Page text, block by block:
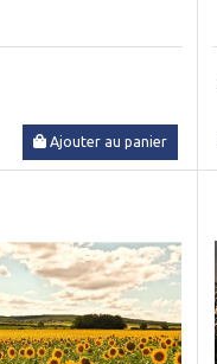
Ajouter au panier